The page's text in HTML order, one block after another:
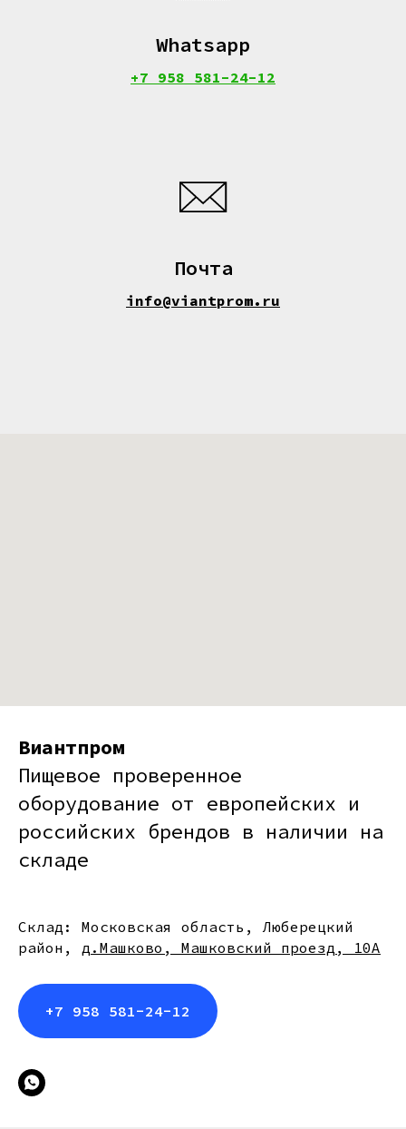
Whatsapp
+7 958 581-24-12
Почта
info@viantprom.ru
Виантпром
Пищевое проверенное
оборудование от европейских и
российских брендов в наличии на
складе
Склад: Московская область, Люберецкий
район, д.Машково, Машковский проезд, 10А
+7 958 581-24-12